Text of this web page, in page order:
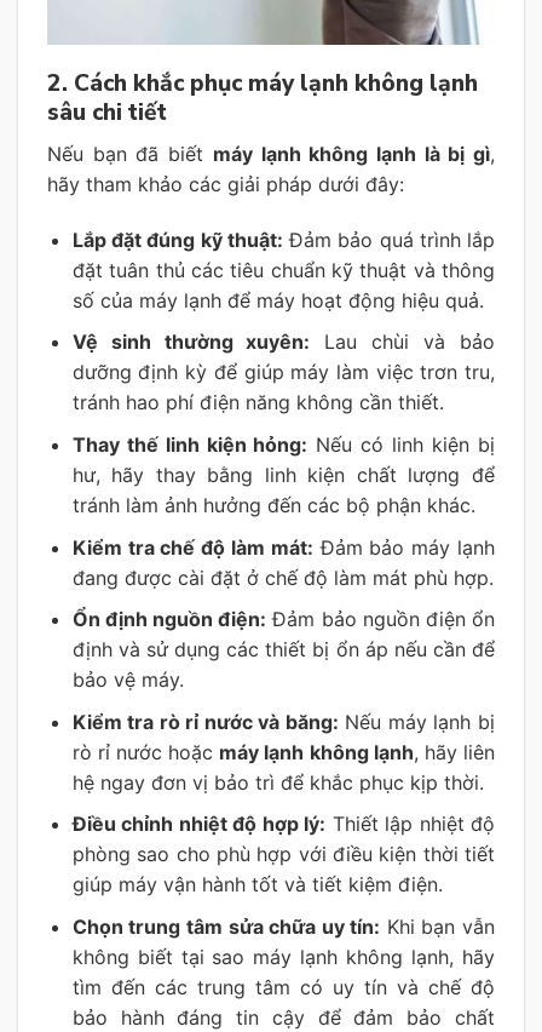
2. Cách khắc phụcmáy lạnh không lạnh
sâu chi tiết
Nếu bạn đã biết máy lạnh không lạnh là bị gì,
hãy tham khảo các giải pháp dưới đây:
Lắp đặt đúng kỹ thuật: Đảm bảo quá trình lắp
đặt tuân thủ các tiêu chuẩn kỹ thuật và thông
số của máy lạnh để máy hoạt động hiệu quả.
Vệ sinh thường xuyên: Lau chùi và bảo
dưỡng định kỳ để giúp máy làm việc trơn tru,
tránh hao phí điện năng không cần thiết.
Thay thế linh kiện hỏng: Nếu có linh kiện bị
hư, hãy thay bằng linh kiện chất lượng để
tránh làm ảnh hưởng đến các bộ phận khác.
Kiểm tra chế độ làm mát: Đảm bảo máy lạnh
đang được cài đặt ở chế độ làm mát phù hợp.
Ổn định nguồn điện: Đảm bảo nguồn điện ổn
định và sử dụng các thiết bị ổn áp nếu cần để
bảo vệ máy.
Kiểm tra rò rỉ nước và băng: Nếu máy lạnh bị
rò rỉ nước hoặc máy lạnh không lạnh, hãy liên
hệ ngay đơn vị bảo trì để khắc phục kịp thời.
Điều chỉnh nhiệt độ hợp lý: Thiết lập nhiệt độ
phòng sao cho phù hợp với điều kiện thời tiết
giúp máy vận hành tốt và tiết kiệm điện.
Chọn trung tâm sửa chữa uy tín: Khi bạn vẫn
không biết tại sao máy lạnh không lạnh, hãy
tìm đến các trung tâm có uy tín và chế độ
bảo hành đáng tin cậy để đảm bảo chất